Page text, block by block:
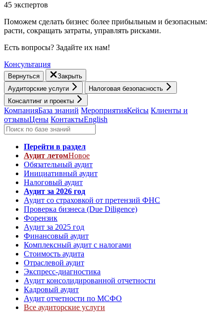
45 экспертов
Поможем сделать бизнес более прибыльным и безопасным:
расти, cокращать затраты, управлять рисками.
Есть вопросы? Задайте их нам!
Консультация
Вернуться
Закрыть
Аудиторские услуги
Налоговая безопасность
Консалтинг и проекты
КомпанияБаза знаний МероприятияКейсы Клиенты и
отзывыЦены КонтактыEnglish
Перейти в раздел
Аудит летомНовое
Обязательный аудит
Инициативный аудит
Налоговый аудит
Аудит за 2026 год
Аудит со страховкой от претензий ФНС
Проверка бизнеса (Due Diligence)
Форензик
Аудит за 2025 год
Финансовый аудит
Комплексный аудит с налогами
Стоимость аудита
Отраслевой аудит
Экспресс-диагностика
Аудит консолидированной отчетности
Кадровый аудит
Аудит отчетности по МСФО
Все аудиторские услуги